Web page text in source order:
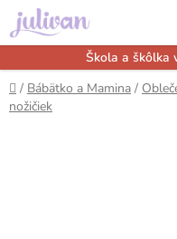
Prejsť
na
obsah
Škola a
Domov
/ Bábätko a Mamina /
nožičiek